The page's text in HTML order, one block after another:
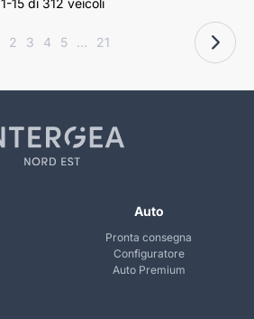
2 3 4 5 ... 21
Auto
Pronta consegna
Configuratore
Auto Premium